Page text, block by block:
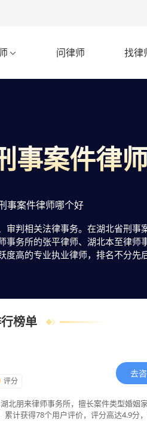
 问律师 找律
事案件律
事案件律师哪个好
判相关法律事务。在湖北省刑
务所的张平律师、湖北本至律
高的专业执业律师，排名不分
师在线回复！
榜单
评分
去
朋来律师事务所，擅长案件类型婚姻家
计获得78个用户评价，评分高达4.9分